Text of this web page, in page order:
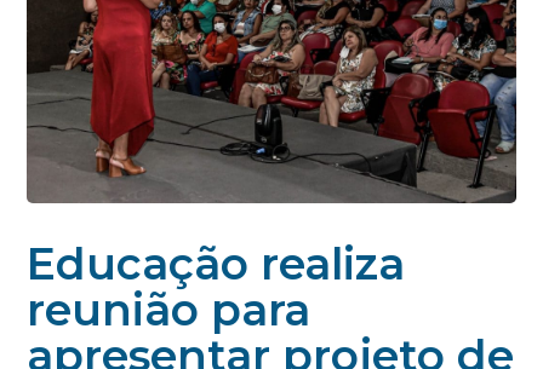
Educação realiza
reunião para
apresentar projeto de